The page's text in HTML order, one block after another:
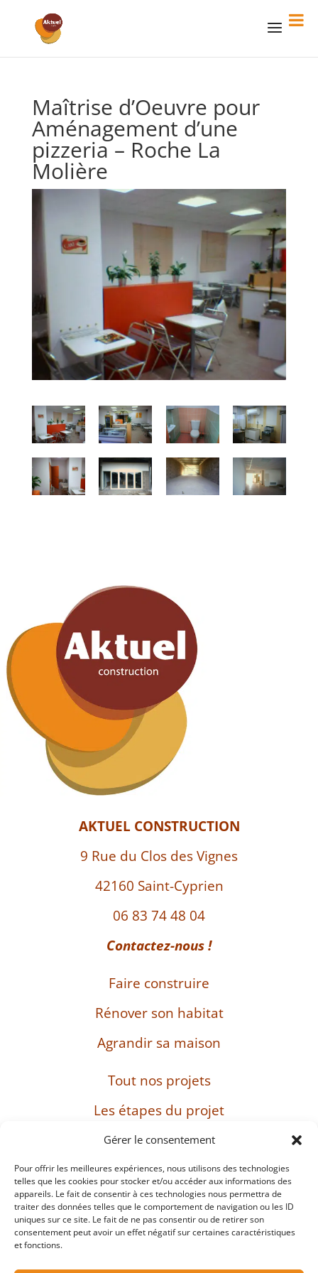
Gérer le consentement
Pour offrir les meilleures expériences, nous utilisons des technologies
telles que les cookies pour stocker et/ou accéder aux informations des
appareils. Le fait de consentir à ces technologies nous permettra de
traiter des données telles que le comportement de navigation ou les ID
uniques sur ce site. Le fait de ne pas consentir ou de retirer son
consentement peut avoir un effet négatif sur certaines caractéristiques
et fonctions.
Maîtrise d’Oeuvre pour
Aménagement d’une
pizzeria – Roche La
Molière
AKTUEL CONSTRUCTION
9 Rue du Clos des Vignes
42160 Saint-Cyprien
06 83 74 48 04
Contactez-nous !
Faire construire
Rénover son habitat
Agrandir sa maison
Tout nos projets
Les étapes du projet
L’entreprise
SIRET : 482 897 469 00037 – Capital : 8 000 euros
– TVA intracommunautaire : FR38482897469